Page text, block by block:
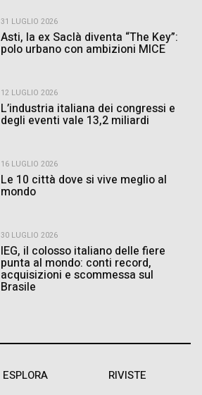
31 LUGLIO 2026
Asti, la ex Saclà diventa “The Key”:
polo urbano con ambizioni MICE
12 LUGLIO 2026
L’industria italiana dei congressi e
degli eventi vale 13,2 miliardi
16 LUGLIO 2026
Le 10 città dove si vive meglio al
mondo
30 LUGLIO 2026
IEG, il colosso italiano delle fiere
punta al mondo: conti record,
acquisizioni e scommessa sul
Brasile
ESPLORA RIVISTE